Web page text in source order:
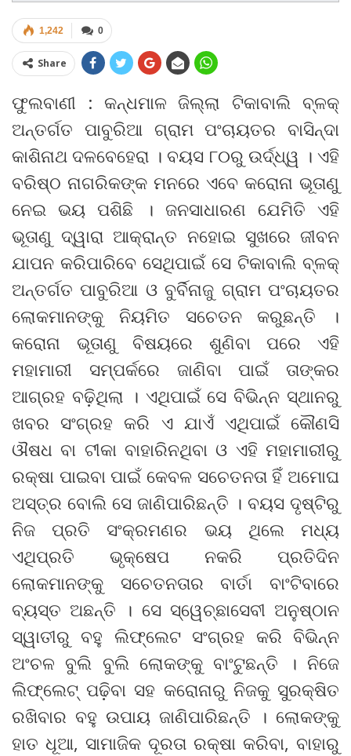
0
1,242
Share
ଫୁଲବାଣୀ : କନ୍ଧମାଳ ଜିଲ୍ଲା ଟିକାବାଲି ବ୍ଳକ୍
ଅନ୍ତର୍ଗତ ପାବୁରିଆ ଗ୍ରାମ ପଂଚାୟତର ବାସିନ୍ଦା
କାଶିନାଥ ଦଳବେହେରା । ବୟସ ୮୦ରୁ ଉର୍ଦ୍ଧ୍ୱ । ଏହି
ବରିଷ୍ଠ ନାଗରିକଙ୍କ ମନରେ ଏବେ କରୋନା ଭୂତାଣୁ
ନେଇ ଭୟ ପଶିଛି । ଜନସାଧାରଣ ଯେମିତି ଏହି
ଭୂତାଣୁ ଦ୍ୱାରା ଆକ୍ରାନ୍ତ ନହୋଇ ସୁଖରେ ଜୀବନ
ଯାପନ କରିପାରିବେ ସେଥିପାଇଁ ସେ ଟିକାବାଲି ବ୍ଳକ୍
ଅନ୍ତର୍ଗତ ପାବୁରିଆ ଓ ବୁର୍ବିନାଜୁ ଗ୍ରାମ ପଂଚାୟତର
ଲୋକମାନଙ୍କୁ ନିୟମିତ ସଚେତନ କରୁଛନ୍ତି ।
କରୋନା ଭୂତାଣୁ ବିଷୟରେ ଶୁଣିବା ପରେ ଏହି
ମହାମାରୀ ସମ୍ପର୍କରେ ଜାଣିବା ପାଇଁ ତାଙ୍କର
ଆଗ୍ରହ ବଢ଼ିଥିଲା । ଏଥିପାଇଁ ସେ ବିଭିନ୍ନ ସ୍ଥାନରୁ
ଖବର ସଂଗ୍ରହ କରି ଏ ଯାଏଁ ଏଥିପାଇଁ କୌଣସି
ଔଷଧ ବା ଟୀକା ବାହାରିନଥିବା ଓ ଏହି ମହାମାରୀରୁ
ରକ୍ଷା ପାଇବା ପାଇଁ କେବଳ ସଚେତନତା ହିଁ ଅମୋଘ
ଅସ୍ତ୍ର ବୋଲି ସେ ଜାଣିପାରିଛନ୍ତି । ବୟସ ଦୃଷ୍ଟିରୁ
ନିଜ ପ୍ରତି ସଂକ୍ରମଣର ଭୟ ଥିଲେ ମଧ୍ୟ
ଏଥିପ୍ରତି ଭୃକ୍ଷେପ ନକରି ପ୍ରତିଦିନ
ଲୋକମାନଙ୍କୁ ସଚେତନତାର ବାର୍ତା ବାଂଟିବାରେ
ବ୍ୟସ୍ତ ଅଛନ୍ତି । ସେ ସ୍ୱେଚ୍ଛାସେବୀ ଅନୁଷ୍ଠାନ
ସ୍ୱାତୀରୁ ବହୁ ଲିଫ୍‌ଲେଟ ସଂଗ୍ରହ କରି ବିଭିନ୍ନ
ଅଂଚଳ ବୁଲି ବୁଲି ଲୋକଙ୍କୁ ବାଂଟୁଛନ୍ତି । ନିଜେ
ଲିଫ୍‌ଲେଟ୍ ପଢ଼ିବା ସହ କରୋନାରୁ ନିଜକୁ ସୁରକ୍ଷିତ
ରଖିବାର ବହୁ ଉପାୟ ଜାଣିପାରିଛନ୍ତି । ଲୋକଙ୍କୁ
ହାତ ଧୂଆ, ସାମାଜିକ ଦୂରତା ରକ୍ଷା କରିବା, ବାହାରୁ